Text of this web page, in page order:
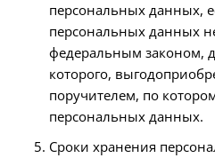
персональных данных,
персональных данных
федеральным законом,
которого,
поручителем, по
персональных данных.
Сроки хранения